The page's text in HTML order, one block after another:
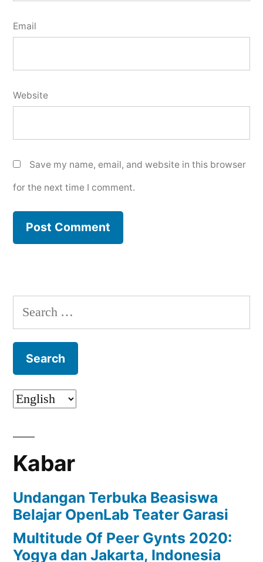
Email
Website
Save my name, email, and website in this browser
for the next time I comment.
Search
for:
Kabar
Undangan Terbuka Beasiswa
Belajar OpenLab Teater Garasi
Multitude Of Peer Gynts 2020:
Yogya dan Jakarta, Indonesia